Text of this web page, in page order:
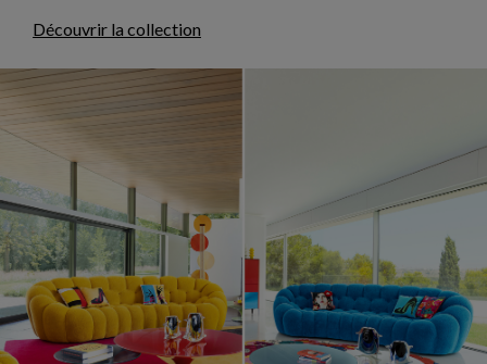
Découvrir la collection